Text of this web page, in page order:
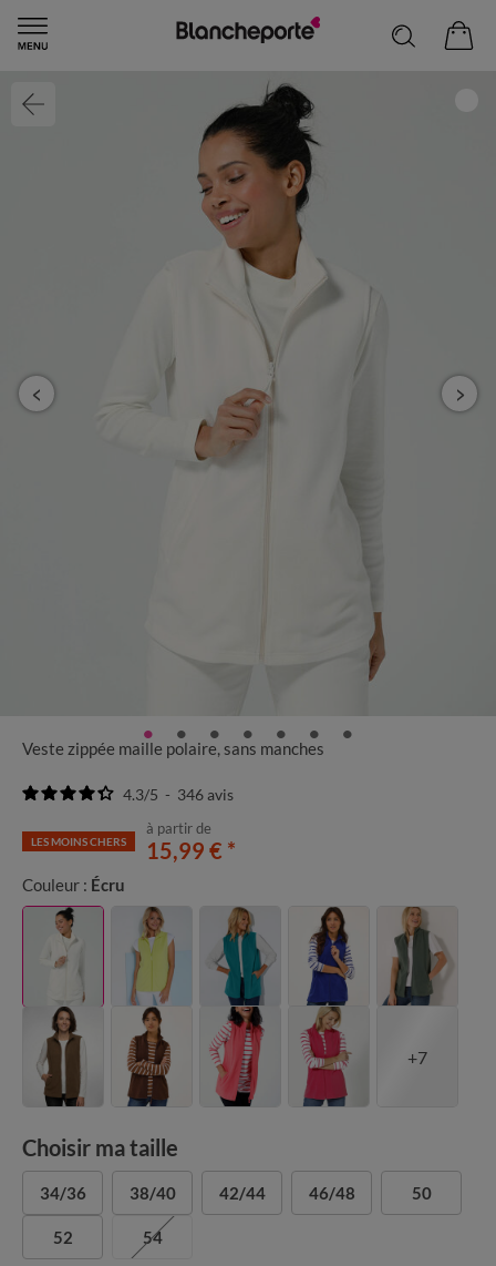
Veste zippée maille polaire, sans manches
4.3/5 - 346avis
à partir de
15,99 € *
LES MOINS CHERS
Couleur : Écru
+7
Choisir ma taille
34/36 38/40 42/44 46/48 50
52 54